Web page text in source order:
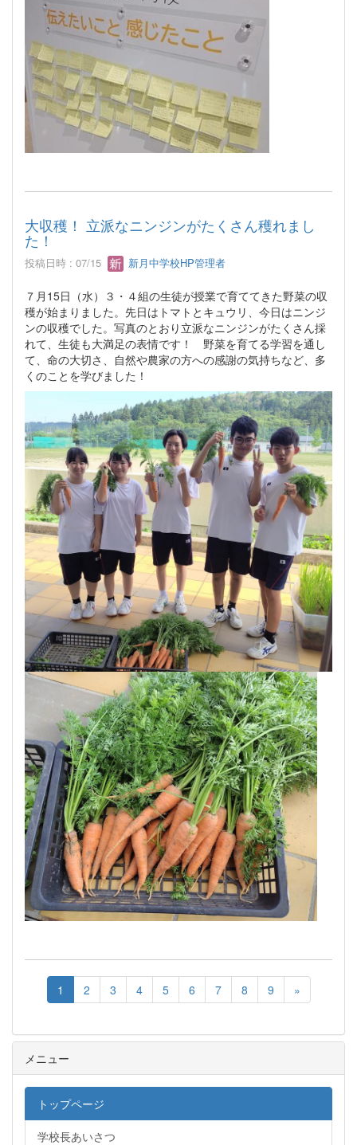
大収穫！ 立派なニンジンがたくさん穫れまし
た！
投稿日時 : 07/15 新月中学校HP管理者
７月15日（水）３・４組の生徒が授業で育ててきた野菜の収
穫が始まりました。先日はトマトとキュウリ、今日はニンジ
ンの収穫でした。写真のとおり立派なニンジンがたくさん採
れて、生徒も大満足の表情です！ 野菜を育てる学習を通し
て、命の大切さ、自然や農家の方への感謝の気持ちなど、多
くのことを学びました！
1 2 3 4 5 6 7 8 9 »
メニュー
トップページ
学校長あいさつ